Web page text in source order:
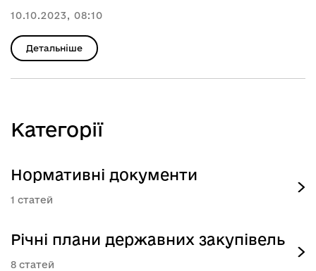
10.10.2023, 08:10
Детальніше
Категорії
Нормативні документи
1
Річні плани державних закупівель
8